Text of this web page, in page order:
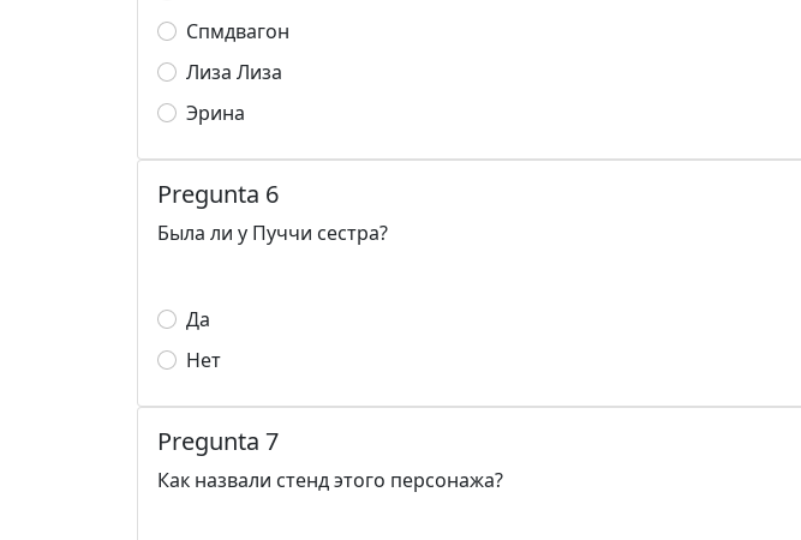
Спмдвагон
Лиза Лиза
Эрина
Pregunta 6
Была ли у Пуччи сестра?
Да
Нет
Pregunta 7
Как назвали стенд этого персонажа?